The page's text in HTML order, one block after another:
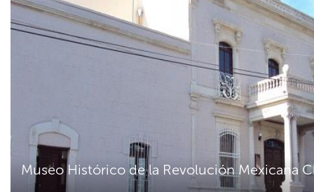
Museo Histórico de la Revolución Mexicana